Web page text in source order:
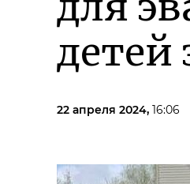
детей
22 апреля 2024, 16:06